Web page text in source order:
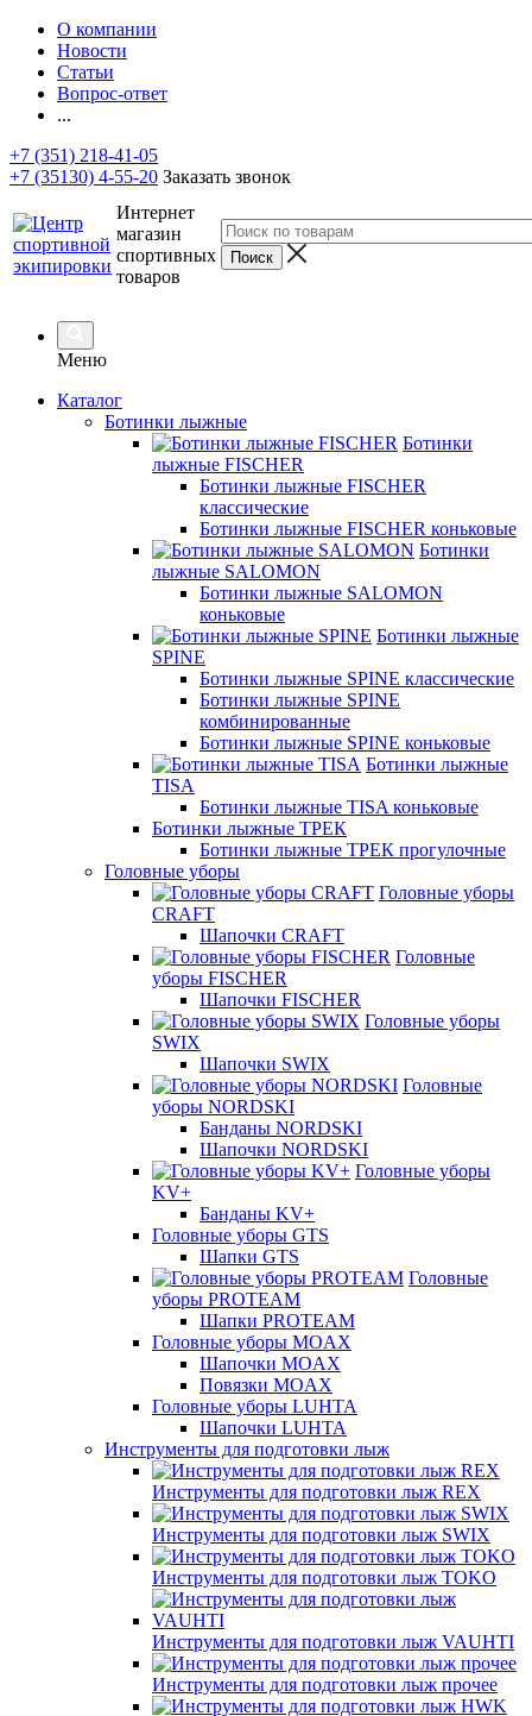
О компании
Новости
Статьи
Вопрос-ответ
...
+7 (351) 218-41-05
+7 (35130) 4-55-20 Заказать звонок
Интернет
магазин
спортивных
товаров
Меню
Каталог
Ботинки лыжные
Ботинки
лыжные FISCHER
Ботинки лыжные FISCHER
классические
Ботинки лыжные FISCHER коньковые
Ботинки
лыжные SALOMON
Ботинки лыжные SALOMON
коньковые
Ботинки лыжные
SPINE
Ботинки лыжные SPINE классические
Ботинки лыжные SPINE
комбинированные
Ботинки лыжные SPINE коньковые
Ботинки лыжные
TISA
Ботинки лыжные TISA коньковые
Ботинки лыжные ТРЕК
Ботинки лыжные ТРЕК прогулочные
Головные уборы
Головные уборы
CRAFT
Шапочки CRAFT
Головные
уборы FISCHER
Шапочки FISCHER
Головные уборы
SWIX
Шапочки SWIX
Головные
уборы NORDSKI
Банданы NORDSKI
Шапочки NORDSKI
Головные уборы
KV+
Банданы KV+
Головные уборы GTS
Шапки GTS
Головные
уборы PROTEAM
Шапки PROTEAM
Головные уборы MOAX
Шапочки MOAX
Повязки MOAX
Головные уборы LUHTA
Шапочки LUHTA
Инструменты для подготовки лыж
Инструменты для подготовки лыж REX
Инструменты для подготовки лыж SWIX
Инструменты для подготовки лыж TOKO
Инструменты для подготовки лыж VAUHTI
Инструменты для подготовки лыж прочее